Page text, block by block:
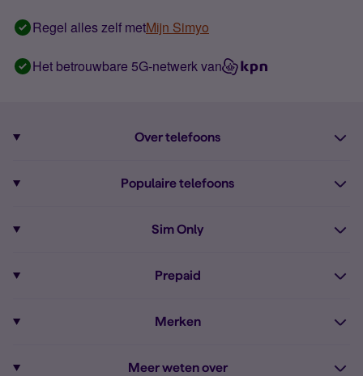
Regel alles zelf metMijn Simyo
Het betrouwbare 5G-netwerk van
Over telefoons
Alle telefoons
Populaire telefoons
iPhone 16
Sim Only
Onbeperkt bellen
Zakelijk Sim Only abonnement
Prepaid
Merken
Meer weten over